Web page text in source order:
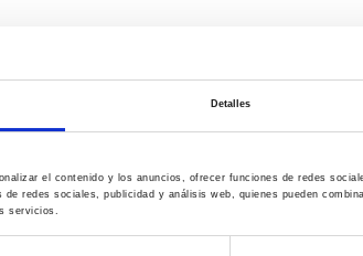
Detalles
el contenido y los anuncios, ofrecer funciones de redes
redes sociales, publicidad y análisis web, quienes pueden
servicios.